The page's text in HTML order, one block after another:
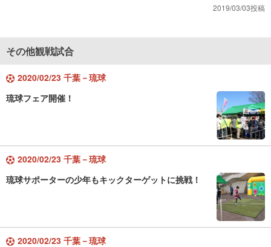
2019/03/03投稿
その他観戦試合
2020/02/23 千葉－琉球
琉球フェア開催！
2020/02/23 千葉－琉球
琉球サポーターの少年もキックターゲットに挑戦！
2020/02/23 千葉－琉球